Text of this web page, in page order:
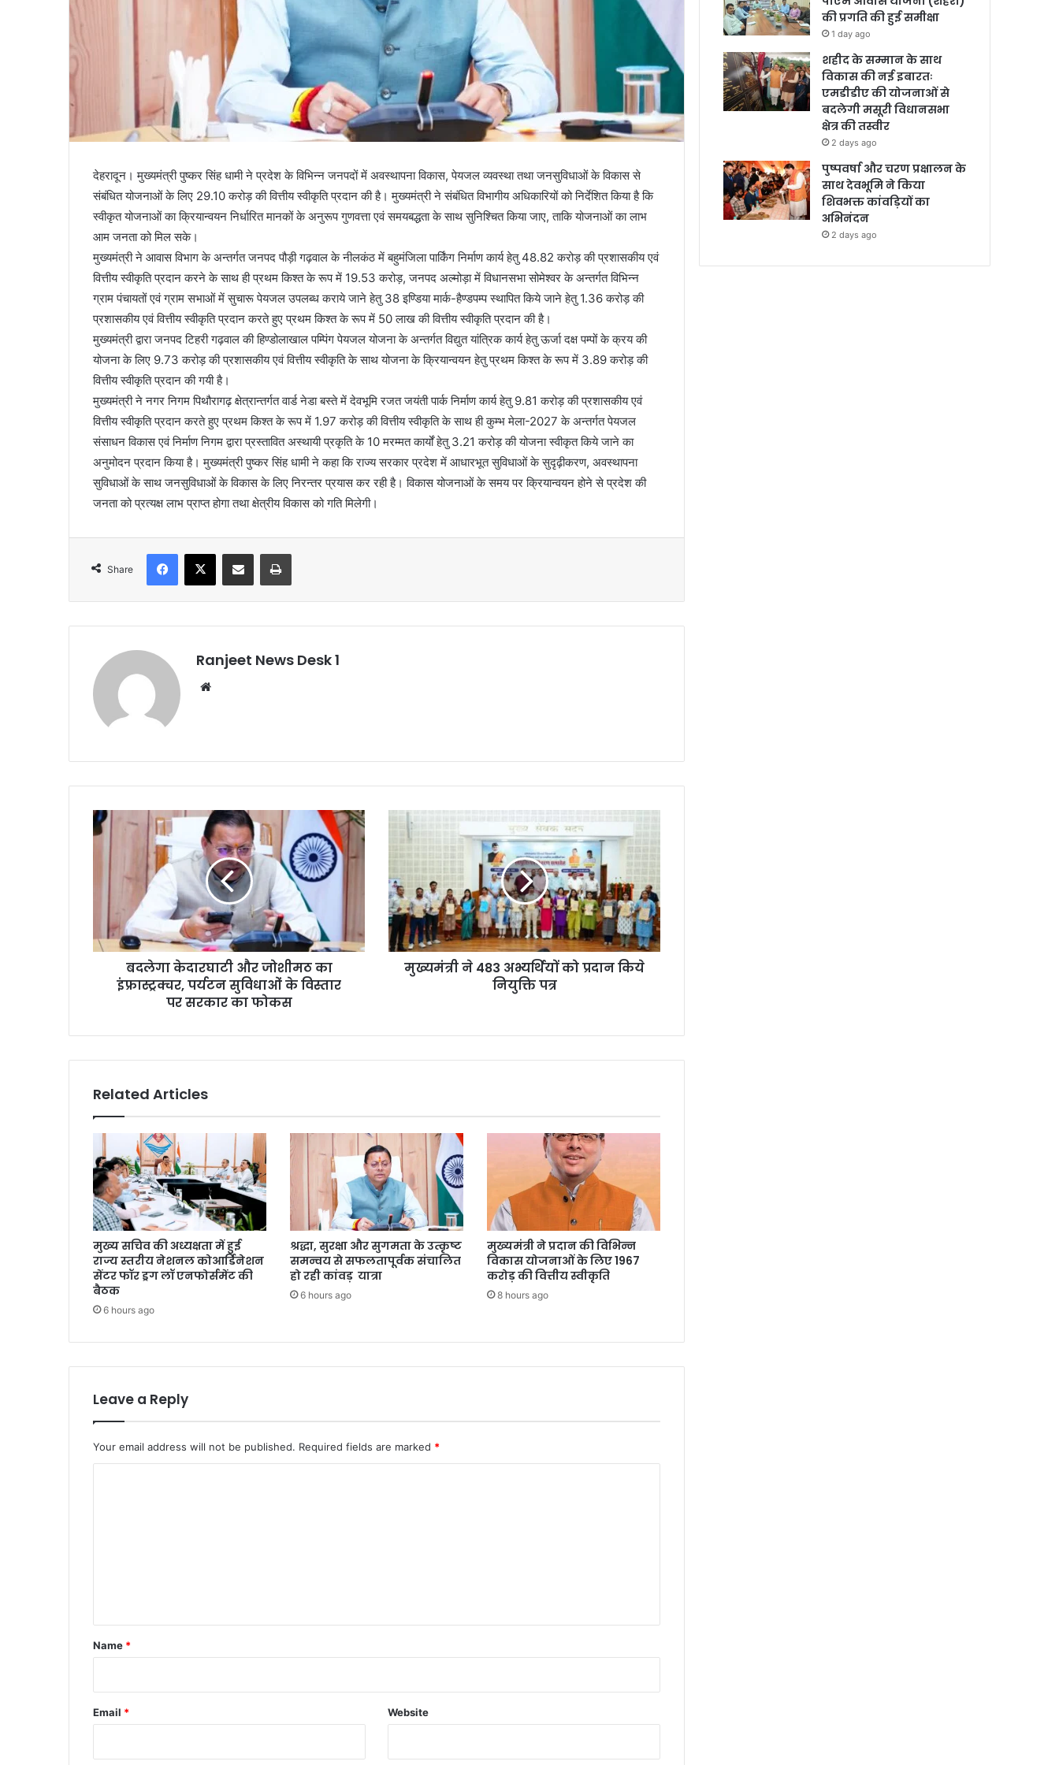
देहरादून। मुख्यमंत्री पुष्कर सिंह धामी ने प्रदेश के विभिन्न जनपदों में अवस्थापना विकास, पेयजल व्यवस्था तथा जनसुविधाओं के विकास से
संबंधित योजनाओं के लिए 29.10 करोड़ की वित्तीय स्वीकृति प्रदान की है। मुख्यमंत्री ने संबंधित विभागीय अधिकारियों को निर्देशित किया है कि
स्वीकृत योजनाओं का क्रियान्वयन निर्धारित मानकों के अनुरूप गुणवत्ता एवं समयबद्धता के साथ सुनिश्चित किया जाए, ताकि योजनाओं का लाभ
आम जनता को मिल सके।
मुख्यमंत्री ने आवास विभाग के अन्तर्गत जनपद पौड़ी गढ़वाल के नीलकंठ में बहुमंजिला पार्किंग निर्माण कार्य हेतु 48.82 करोड़ की प्रशासकीय एवं
वित्तीय स्वीकृति प्रदान करने के साथ ही प्रथम किश्त के रूप में 19.53 करोड़, जनपद अल्मोड़ा में विधानसभा सोमेश्वर के अन्तर्गत विभिन्न
ग्राम पंचायतों एवं ग्राम सभाओं में सुचारू पेयजल उपलब्ध कराये जाने हेतु 38 इण्डिया मार्क-हैण्डपम्प स्थापित किये जाने हेतु 1.36 करोड़ की
प्रशासकीय एवं वित्तीय स्वीकृति प्रदान करते हुए प्रथम किश्त के रूप में 50 लाख की वित्तीय स्वीकृति प्रदान की है।
मुख्यमंत्री द्वारा जनपद टिहरी गढ़वाल की हिण्डोलाखाल पम्पिंग पेयजल योजना के अन्तर्गत विद्युत यांत्रिक कार्य हेतु ऊर्जा दक्ष पम्पों के क्रय की
योजना के लिए 9.73 करोड़ की प्रशासकीय एवं वित्तीय स्वीकृति के साथ योजना के क्रियान्वयन हेतु प्रथम किश्त के रूप में 3.89 करोड़ की
वित्तीय स्वीकृति प्रदान की गयी है।
मुख्यमंत्री ने नगर निगम पिथौरागढ़ क्षेत्रान्तर्गत वार्ड नेडा बस्ते में देवभूमि रजत जयंती पार्क निर्माण कार्य हेतु 9.81 करोड़ की प्रशासकीय एवं
वित्तीय स्वीकृति प्रदान करते हुए प्रथम किश्त के रूप में 1.97 करोड़ की वित्तीय स्वीकृति के साथ ही कुम्भ मेला-2027 के अन्तर्गत पेयजल
संसाधन विकास एवं निर्माण निगम द्वारा प्रस्तावित अस्थायी प्रकृति के 10 मरम्मत कार्यों हेतु 3.21 करोड़ की योजना स्वीकृत किये जाने का
अनुमोदन प्रदान किया है। मुख्यमंत्री पुष्कर सिंह धामी ने कहा कि राज्य सरकार प्रदेश में आधारभूत सुविधाओं के सुदृढ़ीकरण, अवस्थापना
सुविधाओं के साथ जनसुविधाओं के विकास के लिए निरन्तर प्रयास कर रही है। विकास योजनाओं के समय पर क्रियान्वयन होने से प्रदेश की
जनता को प्रत्यक्ष लाभ प्राप्त होगा तथा क्षेत्रीय विकास को गति मिलेगी।
Share
Ranjeet News Desk 1
बदलेगा केदारघाटी और जोशीमठ का
इंफ्रास्ट्रक्चर, पर्यटन सुविधाओं के विस्तार
पर सरकार का फोकस
मुख्यमंत्री ने 483 अभ्यर्थियों को प्रदान किये
नियुक्ति पत्र
Related Articles
मुख्य सचिव की अध्यक्षता में हुई
राज्य स्तरीय नेशनल कोआर्डिनेशन
सेंटर फॉर ड्रग लॉ एनफोर्समेंट की
बैठक
6 hours ago
श्रद्धा, सुरक्षा और सुगमता के उत्कृष्ट
समन्वय से सफलतापूर्वक संचालित
हो रही कांवड़ यात्रा
6 hours ago
मुख्यमंत्री ने प्रदान की विभिन्न
विकास योजनाओं के लिए 1967
करोड़ की वित्तीय स्वीकृति
8 hours ago
Leave a Reply
Your email address will not be published. Required fields are marked *
*
Name *
Email * Website
की प्रगति की हुई समीक्षा
1 day ago
शहीद के सम्मान के साथ
विकास की नई इबारतः
एमडीडीए की योजनाओं से
बदलेगी मसूरी विधानसभा
क्षेत्र की तस्वीर
2 days ago
पुष्पवर्षा और चरण प्रक्षालन के
साथ देवभूमि ने किया
शिवभक्त कांवड़ियों का
अभिनंदन
2 days ago